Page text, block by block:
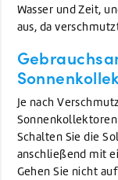
Wasser und Zeit,
aus, da
Je nach
Schalten Sie die
anschließend mit
Gehen Sie nicht